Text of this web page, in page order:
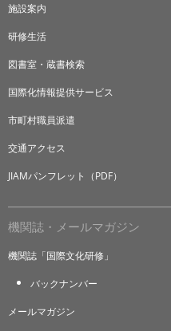
施設案内
研修生活
図書室・蔵書検索
国際化情報提供サービス
市町村職員派遣
交通アクセス
JIAMパンフレット（PDF）
機関誌・メールマガジン
機関誌「国際文化研修」
バックナンバー
メールマガジン